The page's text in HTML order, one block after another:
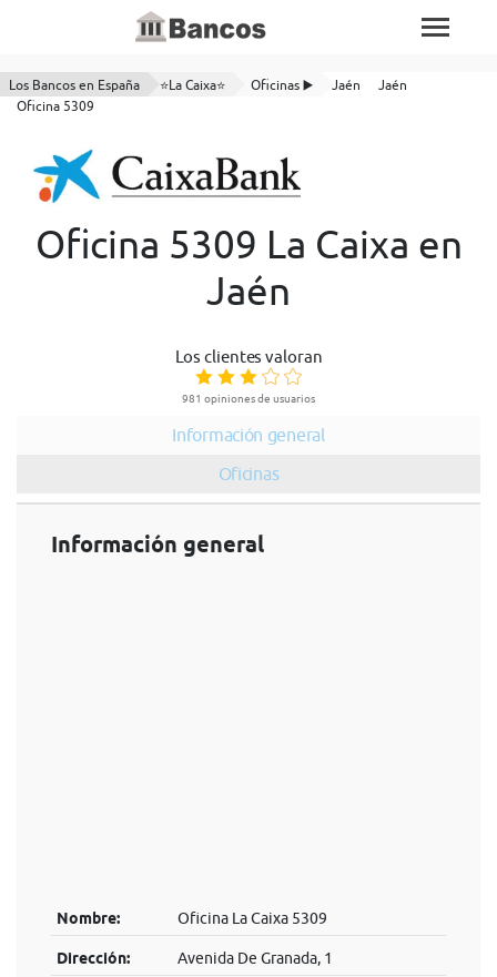
Los Bancos en España ⭐La Caixa⭐ Oficinas ▶️ Jaén
Jaén
Oficina 5309
Oficina 5309 La Caixa en
Jaén
Los clientes valoran
981 opiniones de usuarios
Información general
Oficinas
Información general
Nombre: Oficina La Caixa 5309
Dirección: Avenida De Granada, 1